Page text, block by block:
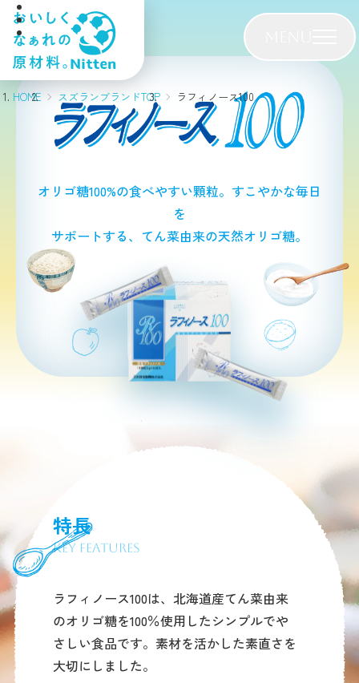
オリゴ糖100%の食べやすい顆粒。すこやかな毎日
を
サポートする、てん菜由来の天然オリゴ糖。
特長
Key Features
ラフィノース100は、北海道産てん菜由来
のオリゴ糖を100％使用したシンプルでや
さしい食品です。素材を活かした素直さを
大切にしました。
HOME スズランブランドTOP ラフィノース100